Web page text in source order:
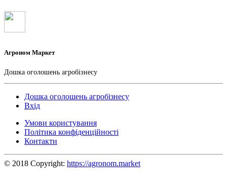
Агроном Маркет
Дошка оголошень агробізнесу
Дошка оголошень агробізнесу
Вхід
Умови користування
Політика конфіденційності
Контакти
© 2018 Copyright: https://agronom.market